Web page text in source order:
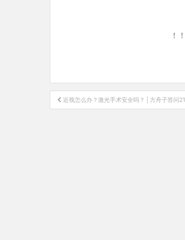
！
文
章
近视怎么办？激光手术安全吗？ | 方舟子答问